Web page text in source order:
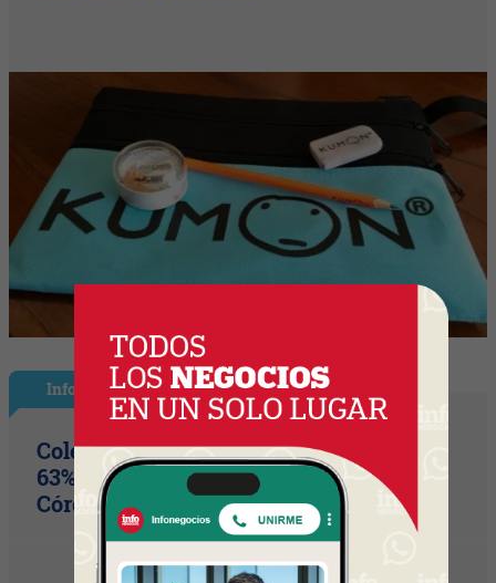
InfoNegocios Miami
Colegio Monserrat: 339 años de historia,
63% de los votos y un puente cultural
Córdoba (Arg) y Florida que es un hito